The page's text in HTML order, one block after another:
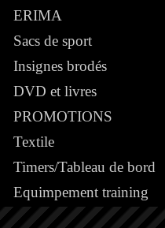
ERIMA
Sacs de sport
Insignes brodés
DVD et livres
PROMOTIONS
Textile
Timers/Tableau de bord
Equimpement training